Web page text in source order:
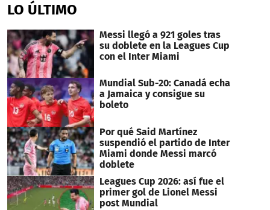
LO ÚLTIMO
Messi llegó a 921 goles tras
su doblete en la Leagues Cup
con el Inter Miami
Mundial Sub-20: Canadá echa
a Jamaica y consigue su
boleto
Por qué Said Martínez
suspendió el partido de Inter
Miami donde Messi marcó
doblete
Leagues Cup 2026: así fue el
primer gol de Lionel Messi
post Mundial